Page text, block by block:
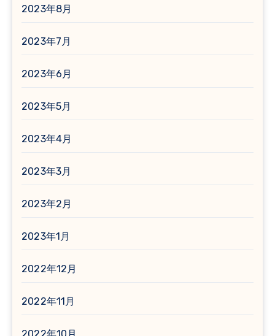
2023年8月
2023年7月
2023年6月
2023年5月
2023年4月
2023年3月
2023年2月
2023年1月
2022年12月
2022年11月
2022年10月